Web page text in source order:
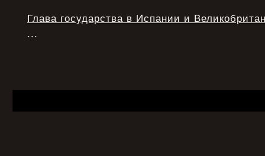
Глава государства в Испании и
...